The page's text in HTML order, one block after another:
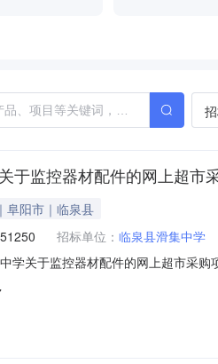
于监控器材配件的网上超市
阜阳市｜临泉县
招标单位： 临泉县滑集中学
学关于监控器材配件的网上超市采
型号\技术标准验收结果备注1大华